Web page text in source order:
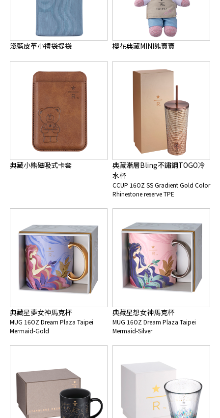
淺藍皮革小禮袋提袋 櫻花典藏MINI熊寶寶
典藏小熊磁吸式卡套
典藏漸層Bling不鏽鋼TOGO冷
水杯
CCUP 16OZ SS Gradient Gold Color
Rhinestone reserve TPE
典藏星夢女神馬克杯
MUG 16OZ Dream Plaza Taipei
Mermaid-Gold
典藏星想女神馬克杯
MUG 16OZ Dream Plaza Taipei
Mermaid-Silver